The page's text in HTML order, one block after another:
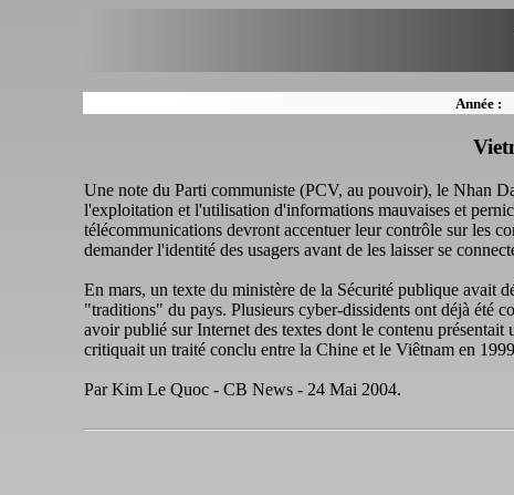
Année :
Une note du Parti communiste (PCV, au pouvoir), le Nhan
l'exploitation et l'utilisation d'informations mauvaises et
télécommunications devront accentuer leur contrôle sur les
demander l'identité des usagers avant de les laisser se
En mars, un texte du ministère de la Sécurité publique avait
"traditions" du pays. Plusieurs cyber-dissidents ont déjà été
avoir publié sur Internet des textes dont le contenu
critiquait un traité conclu entre la Chine et le Viêtnam en
Par Kim Le Quoc - CB News - 24 Mai 2004.